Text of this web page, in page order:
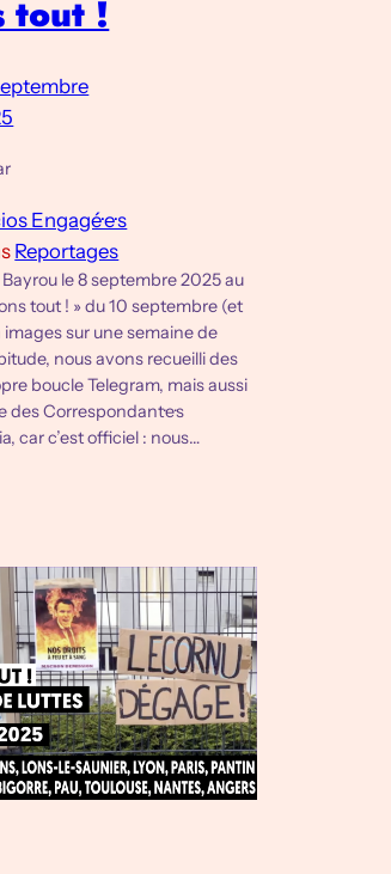
tout !
Engagé·e·s
Reportages
le 8 septembre 2025 au
tout ! » du 10 septembre (et
images sur une semaine de
nous avons recueilli des
boucle Telegram, mais aussi
Correspondant·e·s
car c’est officiel : nous…